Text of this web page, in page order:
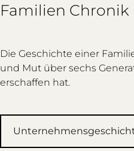
Familien Chronik
Die Geschichte einer
und Mut über sechs
erschaffen hat.